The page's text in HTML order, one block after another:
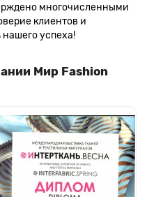
многочисленными
клиентов и
нашего успеха!
Мир Fashion